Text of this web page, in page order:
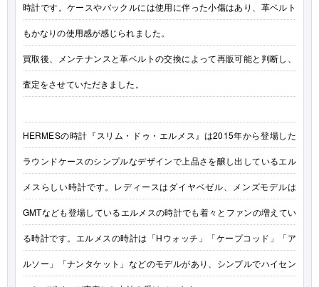
時計です。ケースやバックルには使用に伴った小傷はあり、革ベルト
もかなりの使用感が感じられました。
買取後、メンテナンスと革ベルトの交換によって再販可能と判断し、
査定をさせていただきました。
HERMESの時計『スリム・ドゥ・エルメス』は2015年から登場した
ラウンドケースのシンプルなデザインで上品さを醸し出しているエル
メスらしい時計です。レディースはダイヤベゼル、メンズモデルは
GMTなども登場しているエルメスの時計でも着々とファンの増えてい
る時計です。エルメスの時計は「Hウォッチ」「ケープコッド」「ア
ルソー」「ナンタケット」などのモデルがあり、シンプルでハイセン